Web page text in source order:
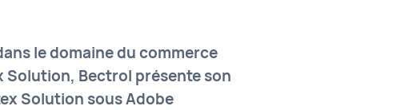
le domaine du commerce
Solution, Bectrol présente son
Solution sous Adobe